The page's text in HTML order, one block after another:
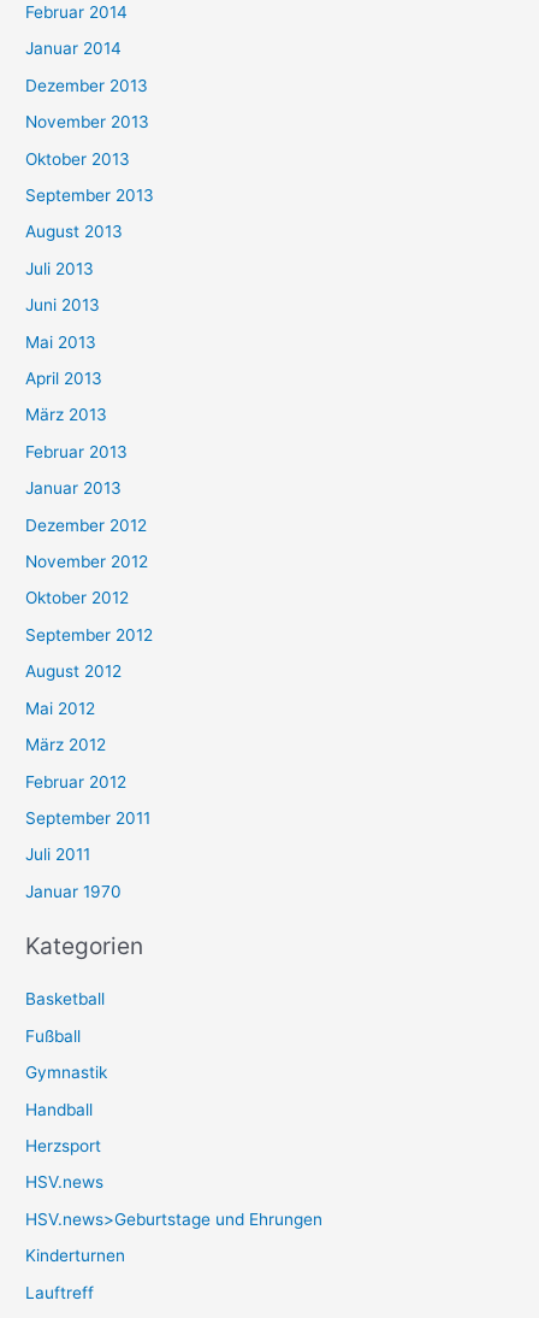
Februar 2014
Januar 2014
Dezember 2013
November 2013
Oktober 2013
September 2013
August 2013
Juli 2013
Juni 2013
Mai 2013
April 2013
März 2013
Februar 2013
Januar 2013
Dezember 2012
November 2012
Oktober 2012
September 2012
August 2012
Mai 2012
März 2012
Februar 2012
September 2011
Juli 2011
Januar 1970
Kategorien
Basketball
Fußball
Gymnastik
Handball
Herzsport
HSV.news
HSV.news>Geburtstage und Ehrungen
Kinderturnen
Lauftreff